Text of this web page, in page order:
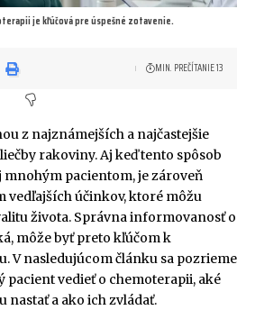
je kľúčová pre úspešné zotavenie.
MIN. PREČÍTANIE 13
z najznámejších a najčastejšie
rakoviny. Aj keď tento spôsob
pacientom, je zároveň
vedľajších účinkov, ktoré môžu
života. Správna informovanosť o
môže byť preto kľúčom k
V nasledujúcom článku sa pozrieme
pacient vedieť o chemoterapii, aké
nastať a ako ich zvládať.